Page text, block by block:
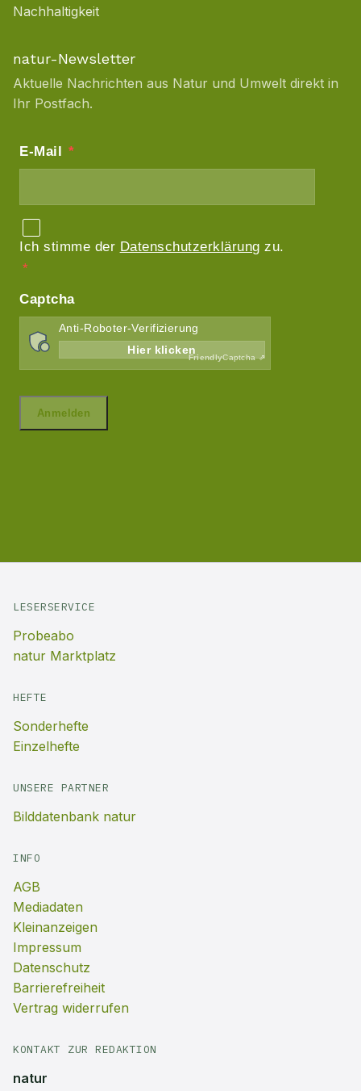
Nachhaltigkeit
natur-Newsletter
Aktuelle Nachrichten aus Natur und Umwelt direkt in
Ihr Postfach.
LESERSERVICE
Probeabo
natur Marktplatz
HEFTE
Sonderhefte
Einzelhefte
UNSERE PARTNER
Bilddatenbank natur
INFO
AGB
Mediadaten
Kleinanzeigen
Impressum
Datenschutz
Barrierefreiheit
Vertrag widerrufen
KONTAKT ZUR REDAKTION
natur